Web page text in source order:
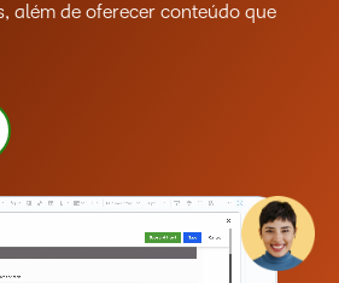
além de oferecer conteúdo que